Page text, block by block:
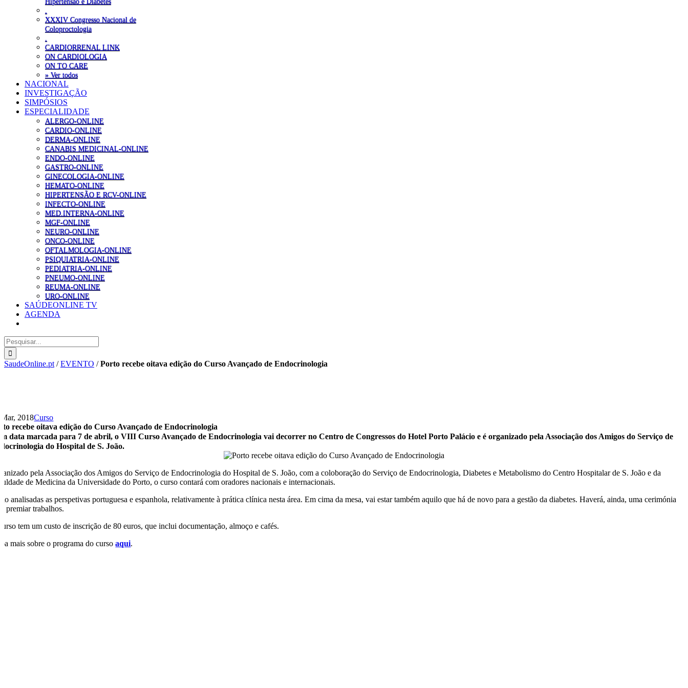
XXXIV Congresso Nacional de
Coloproctologia
CARDIORRENAL LINK
ON CARDIOLOGIA
ON TO CARE
» Ver todos
NACIONAL
INVESTIGAÇÃO
SIMPÓSIOS
ESPECIALIDADE
ALERGO-ONLINE
CARDIO-ONLINE
DERMA-ONLINE
CANABIS MEDICINAL-ONLINE
ENDO-ONLINE
GASTRO-ONLINE
GINECOLOGIA-ONLINE
HEMATO-ONLINE
HIPERTENSÃO E RCV-ONLINE
INFECTO-ONLINE
MED.INTERNA-ONLINE
MGF-ONLINE
NEURO-ONLINE
ONCO-ONLINE
OFTALMOLOGIA-ONLINE
PSIQUIATRIA-ONLINE
PEDIATRIA-ONLINE
PNEUMO-ONLINE
REUMA-ONLINE
URO-ONLINE
SAÚDEONLINE TV
AGENDA
Pesquisar
SaudeOnline.pt /EVENTO /Porto recebe oitava edição do Curso Avançado de Endocrinologia
2018Curso
recebe oitava edição do Curso Avançado de Endocrinologia
data marcada para 7 de abril, o VIII Curso Avançado de Endocrinologia vai decorrer no Centro de Congressos do Hotel Porto Palácio e é organizado pela Associação dos Amigos do Serviço de
do Hospital de S. João.
pela Associação dos Amigos do Serviço de Endocrinologia do Hospital de S. João, com a coloboração do Serviço de Endocrinologia, Diabetes e Metabolismo do Centro Hospitalar de S. João e da
de Medicina da Universidade do Porto, o curso contará com oradores nacionais e internacionais.
analisadas as perspetivas portuguesa e espanhola, relativamente à prática clínica nesta área. Em cima da mesa, vai estar também aquilo que há de novo para a gestão da diabetes. Haverá, ainda, uma cerimónia
premiar trabalhos.
tem um custo de inscrição de 80 euros, que inclui documentação, almoço e cafés.
mais sobre o programa do cursoaqui.